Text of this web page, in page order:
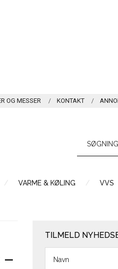
OG MESSER KONTAKT
VARME & KØLING
VVS
TILMELD